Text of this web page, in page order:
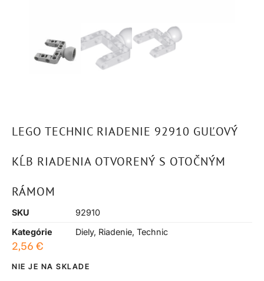
LEGO TECHNIC RIADENIE 92910 GUĽOVÝ
KĹB RIADENIA OTVORENÝ S OTOČNÝM
RÁMOM
SKU
92910
Kategórie
Diely, Riadenie, Technic
2,56 €
NIE JE NA SKLADE